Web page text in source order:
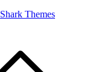
Shark Themes